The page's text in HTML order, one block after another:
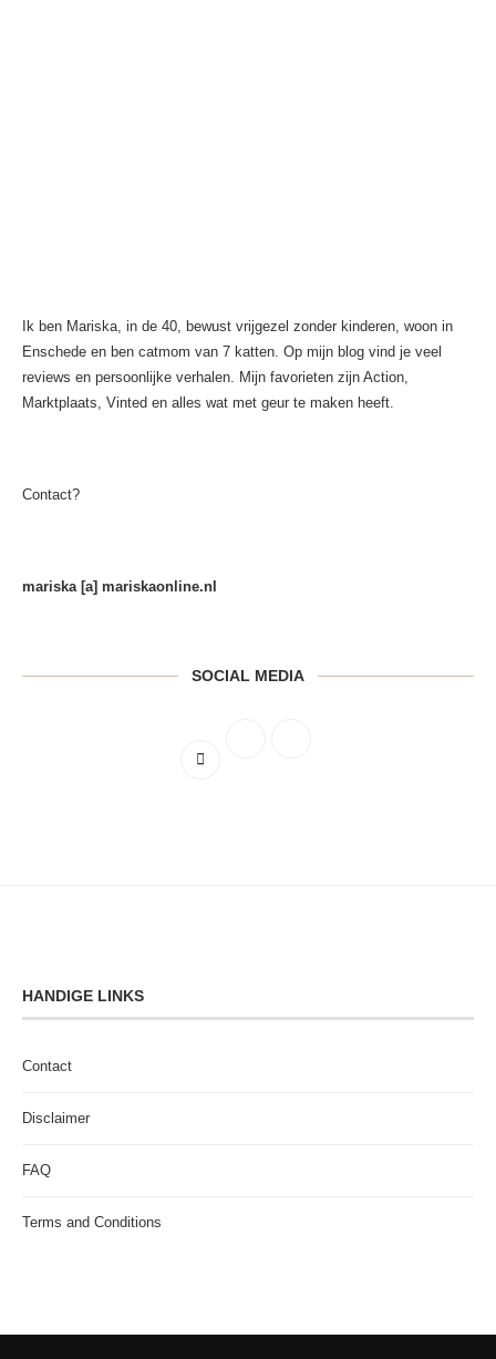
Ik ben Mariska, in de 40, bewust vrijgezel zonder kinderen, woon in
Enschede en ben catmom van 7 katten. Op mijn blog vind je veel
reviews en persoonlijke verhalen. Mijn favorieten zijn Action,
Marktplaats, Vinted en alles wat met geur te maken heeft.
Contact?
mariska [a] mariskaonline.nl
SOCIAL MEDIA
HANDIGE LINKS
Contact
Disclaimer
FAQ
Terms and Conditions